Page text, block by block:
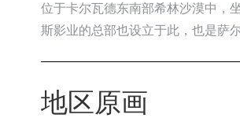
位于卡尔瓦德东南部希林沙漠中，
斯影业的总部也设立于此，也是萨
地区原画